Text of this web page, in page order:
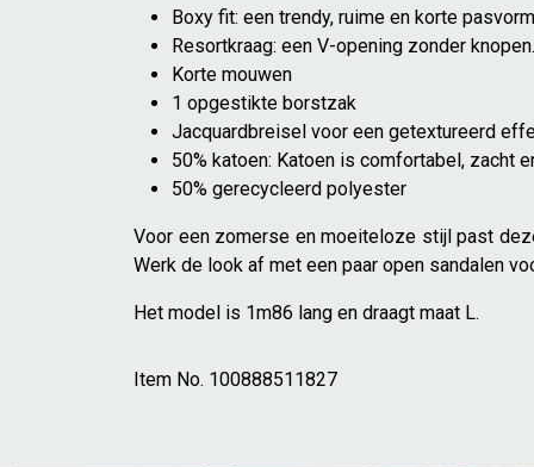
Boxy fit: een trendy, ruime en korte
Resortkraag: een V-opening zonder knopen.
Korte mouwen
1 opgestikte borstzak
Jacquardbreisel voor een getextureerd
50% katoen: Katoen is comfortabel, zacht
50% gerecycleerd polyester
Voor een zomerse en moeiteloze stijl past
Werk de look af met een paar open sandalen
Het model is 1m86 lang en draagt maat L.
Item No. 100888511827